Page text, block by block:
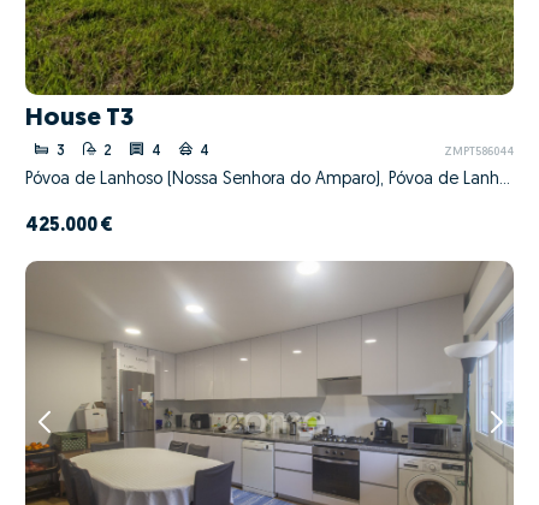
House T3
3 2 4 4 ZMPT586044
Póvoa de Lanhoso (Nossa Senhora do Amparo), Póvoa de Lanhoso, Braga
425.000 €